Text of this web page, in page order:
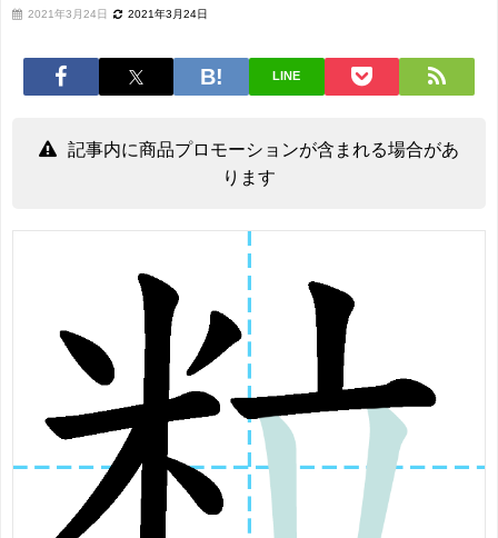
2021年3月24日 2021年3月24日
LINE
記事内に商品プロモーションが含まれる場合があ
ります